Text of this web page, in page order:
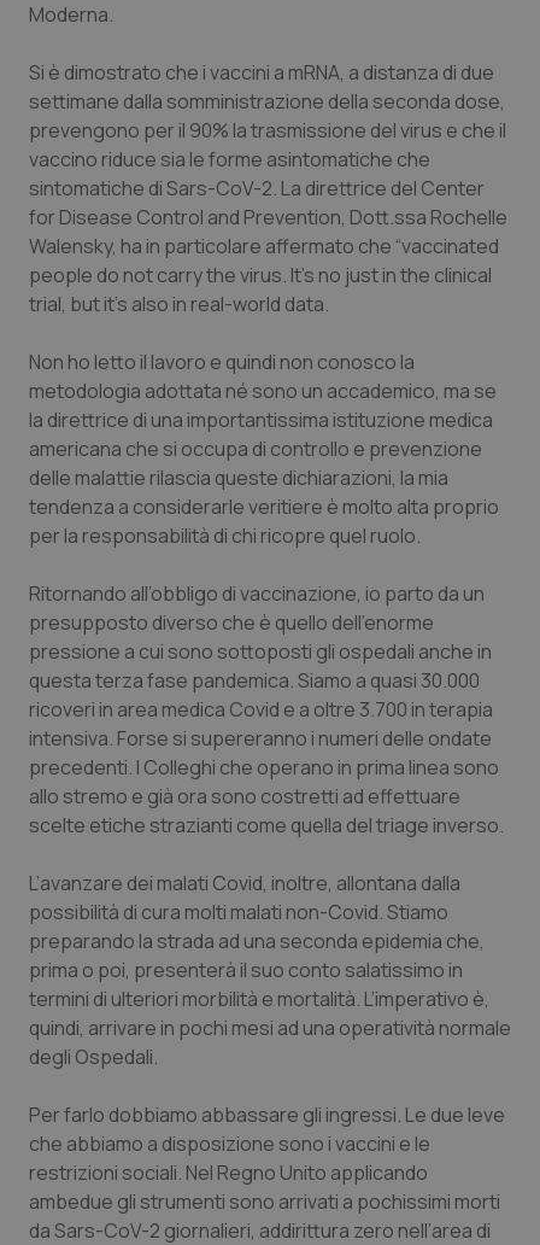
Professionisti Sanitari.AI
Abruzzo
Basilicata
Calabria
Campania
Friuli Venezia Giulia
Lazio
Liguria
Lombardia
Marche
Molise
Piemonte
Provincia Autonoma di Bolzano
Provincia Autonoma di Trento
Puglia
Sardegna
Toscana
Umbria
QS Pro Gold
Artrite & artrosi
Asma & BPCO
Car-T
Dermatite Atopica
Diabete & glucometri
Disturbi dell’umore
Dolore
Donna & Salute
Epatiti
HIV
Ipertensione & Scompenso
Malattie rare
Malattia di Crohn & Rettocolite Ulcerosa
Obesità
Oftalmologia
QS Club Newsletter
Moderna.
Si è dimostrato che i vaccini a mRNA, a distanza di due
settimane dalla somministrazione della seconda dose,
prevengono per il 90% la trasmissione del virus e che il
vaccino riduce sia le forme asintomatiche che
sintomatiche di Sars-CoV-2. La direttrice del Center
for Disease Control and Prevention, Dott.ssa Rochelle
Walensky, ha in particolare affermato che “vaccinated
people do not carry the virus. It’s no just in the clinical
trial, but it’s also in real-world data.
Non ho letto il lavoro e quindi non conosco la
metodologia adottata né sono un accademico, ma se
la direttrice di una importantissima istituzione medica
americana che si occupa di controllo e prevenzione
delle malattie rilascia queste dichiarazioni, la mia
tendenza a considerarle veritiere è molto alta proprio
per la responsabilità di chi ricopre quel ruolo.
Ritornando all’obbligo di vaccinazione, io parto da un
presupposto diverso che è quello dell’enorme
pressione a cui sono sottoposti gli ospedali anche in
questa terza fase pandemica. Siamo a quasi 30.000
ricoveri in area medica Covid e a oltre 3.700 in terapia
intensiva. Forse si supereranno i numeri delle ondate
precedenti. I Colleghi che operano in prima linea sono
allo stremo e già ora sono costretti ad effettuare
scelte etiche strazianti come quella del triage inverso.
L’avanzare dei malati Covid, inoltre, allontana dalla
possibilità di cura molti malati non-Covid. Stiamo
preparando la strada ad una seconda epidemia che,
prima o poi, presenterà il suo conto salatissimo in
termini di ulteriori morbilità e mortalità. L’imperativo è,
quindi, arrivare in pochi mesi ad una operatività normale
degli Ospedali.
Per farlo dobbiamo abbassare gli ingressi. Le due leve
che abbiamo a disposizione sono i vaccini e le
restrizioni sociali. Nel Regno Unito applicando
ambedue gli strumenti sono arrivati a pochissimi morti
da Sars-CoV-2 giornalieri, addirittura zero nell’area di